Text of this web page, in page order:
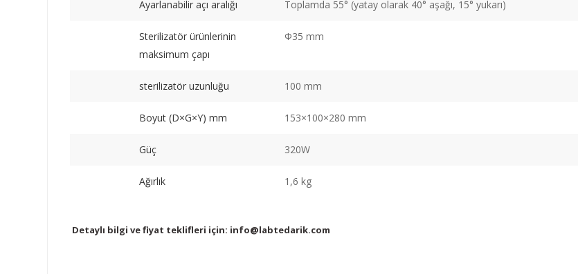
Ayarlanabilir açı aralığı Toplamda 55° (yatay olarak 40° aşağı, 15° yukarı)
Sterilizatör ürünlerinin
maksimum çapı
Φ35 mm
sterilizatör uzunluğu 100 mm
Boyut (D×G×Y) mm 153×100×280 mm
Güç 320W
Ağırlık 1,6 kg
Detaylı bilgi ve fiyat teklifleri için: info@labtedarik.com